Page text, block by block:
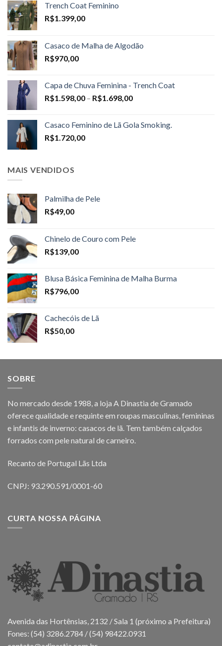
Trench Coat Feminino
R$1.399,00
Casaco de Malha de Algodão
R$970,00
Capa de Chuva Feminina - Trench Coat
R$1.598,00 – R$1.698,00Price
through
Casaco Feminino de Lã Gola Smoking.
R$1.720,00
MAIS VENDIDOS
Palmilha de Pele
R$49,00
Chinelo de Couro com Pele
R$139,00
Blusa Básica Feminina de Malha Burma
R$796,00
Cachecóis de Lã
R$50,00
SOBRE
No mercado desde 1988, a loja A Dinastia de Gramado
oferece qualidade e requinte em roupas masculinas, femininas
e infantis de inverno: casacos de lã. Tem também calçados
forrados com pele natural de carneiro.
Recanto de Portugal Lãs Ltda
CNPJ: 93.290.591/0001-60
CURTA NOSSA PÁGINA
Avenida das Hortênsias, 2132 / Sala 1 (próximo a Prefeitura)
Fones: (54) 3286.2784 / (54) 98422.0931